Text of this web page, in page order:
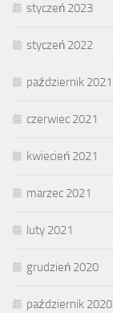
styczeń 2023
styczeń 2022
październik 2021
czerwiec 2021
kwiecień 2021
marzec 2021
luty 2021
grudzień 2020
październik 2020